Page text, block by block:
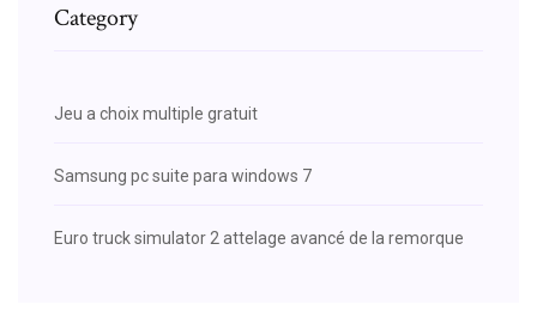
Category
Jeu a choix multiple gratuit
Samsung pc suite para windows 7
Euro truck simulator 2 attelage avancé de la remorque